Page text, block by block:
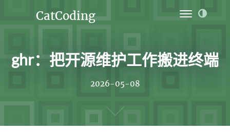
CatCoding
Archives
Ideas
Links
Projects
ghr：把开源维护工作搬进终端
2026-05-08